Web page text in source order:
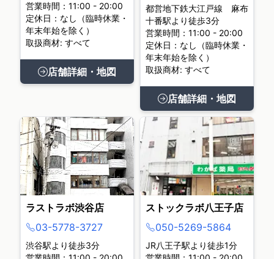
営業時間：11:00 - 20:00
定休日：なし（臨時休業・
年末年始を除く）
取扱商材: すべて
店舗詳細・地図
都営地下鉄大江戸線 麻布
十番駅より徒歩3分
営業時間：11:00 - 20:00
定休日：なし（臨時休業・
年末年始を除く）
取扱商材: すべて
店舗詳細・地図
ラストラボ渋谷店
03-5778-3727
渋谷駅より徒歩3分
ストックラボ八王子店
050-5269-5864
JR八王子駅より徒歩1分